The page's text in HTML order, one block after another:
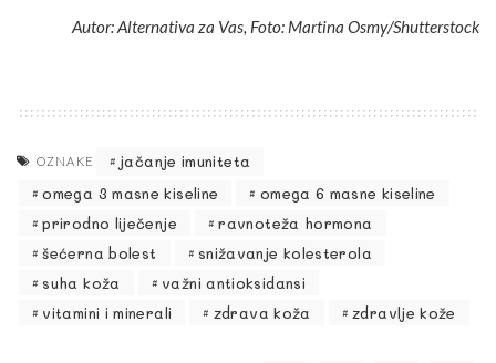
Autor: Alternativa za Vas, Foto: Martina Osmy/Shutterstock
OZNAKE
jačanje imuniteta
omega 3 masne kiseline
omega 6 masne kiseline
prirodno liječenje
ravnoteža hormona
šećerna bolest
snižavanje kolesterola
suha koža
važni antioksidansi
vitamini i minerali
zdrava koža zdravlje kože